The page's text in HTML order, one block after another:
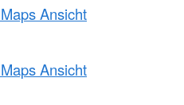
Ansicht
Ansicht